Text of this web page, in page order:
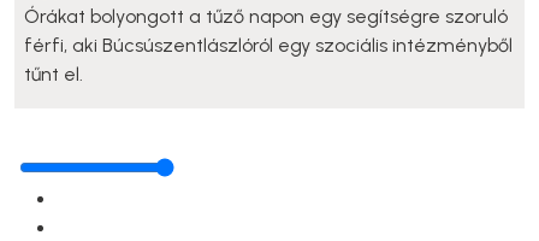
Órákat bolyongott a tűző napon egy segítségre szoruló
férfi, aki Búcsúszentlászlóról egy szociális intézményből
tűnt el.